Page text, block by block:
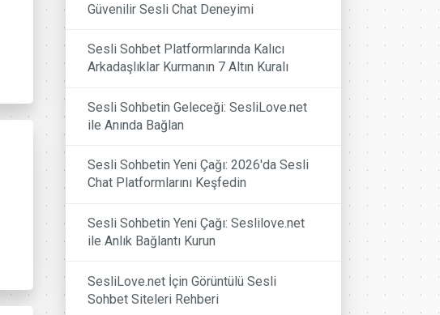
Güvenilir Sesli Chat Deneyimi
Sesli Sohbet Platformlarında Kalıcı
Arkadaşlıklar Kurmanın 7 Altın Kuralı
Sesli Sohbetin Geleceği: SesliLove.net
ile Anında Bağlan
Sesli Sohbetin Yeni Çağı: 2026'da Sesli
Chat Platformlarını Keşfedin
Sesli Sohbetin Yeni Çağı: Seslilove.net
ile Anlık Bağlantı Kurun
SesliLove.net İçin Görüntülü Sesli
Sohbet Siteleri Rehberi